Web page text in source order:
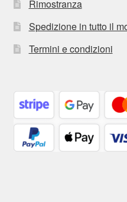
Rimostranza
Spedizione in tutto il
Termini e condizioni